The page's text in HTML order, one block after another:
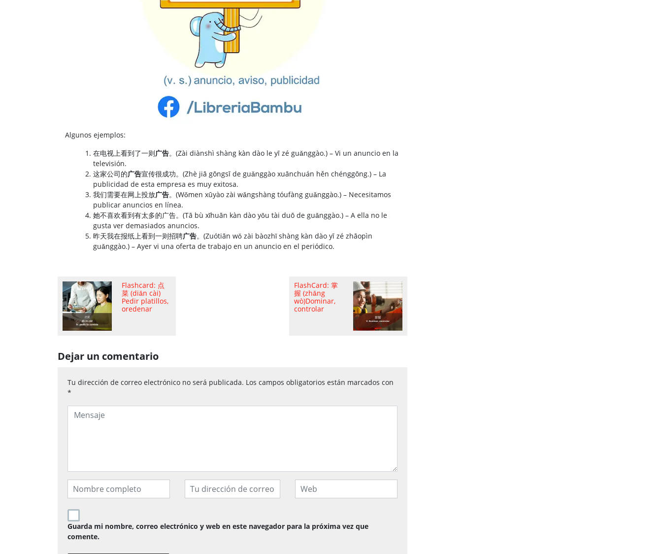
Algunos ejemplos:
在电视上看到了一则广告。(Zài diànshì shàng kàn dào le yī zé guǎnggào.) – Vi un anuncio en la
televisión.
这家公司的广告宣传很成功。(Zhè jiā gōngsī de guǎnggào xuānchuán hěn chénggōng.) – La
publicidad de esta empresa es muy exitosa.
我们需要在网上投放广告。(Wǒmen xūyào zài wǎngshàng tóufàng guǎnggào.) – Necesitamos
publicar anuncios en línea.
她不喜欢看到有太多的广告。(Tā bù xǐhuān kàn dào yǒu tài duō de guǎnggào.) – A ella no le
gusta ver demasiados anuncios.
昨天我在报纸上看到一则招聘广告。(Zuótiān wǒ zài bàozhǐ shàng kàn dào yī zé zhāopìn
guǎnggào.) – Ayer vi una oferta de trabajo en un anuncio en el periódico.
Flashcard: 点
菜 (diǎn cài)
Pedir platillos,
oredenar
FlashCard: 掌
握 (zhǎng
wò)Dominar,
controlar
Dejar un comentario
Tu dirección de correo electrónico no será publicada. Los campos obligatorios están marcados con
*
Guarda mi nombre, correo electrónico y web en este navegador para la próxima vez que
comente.